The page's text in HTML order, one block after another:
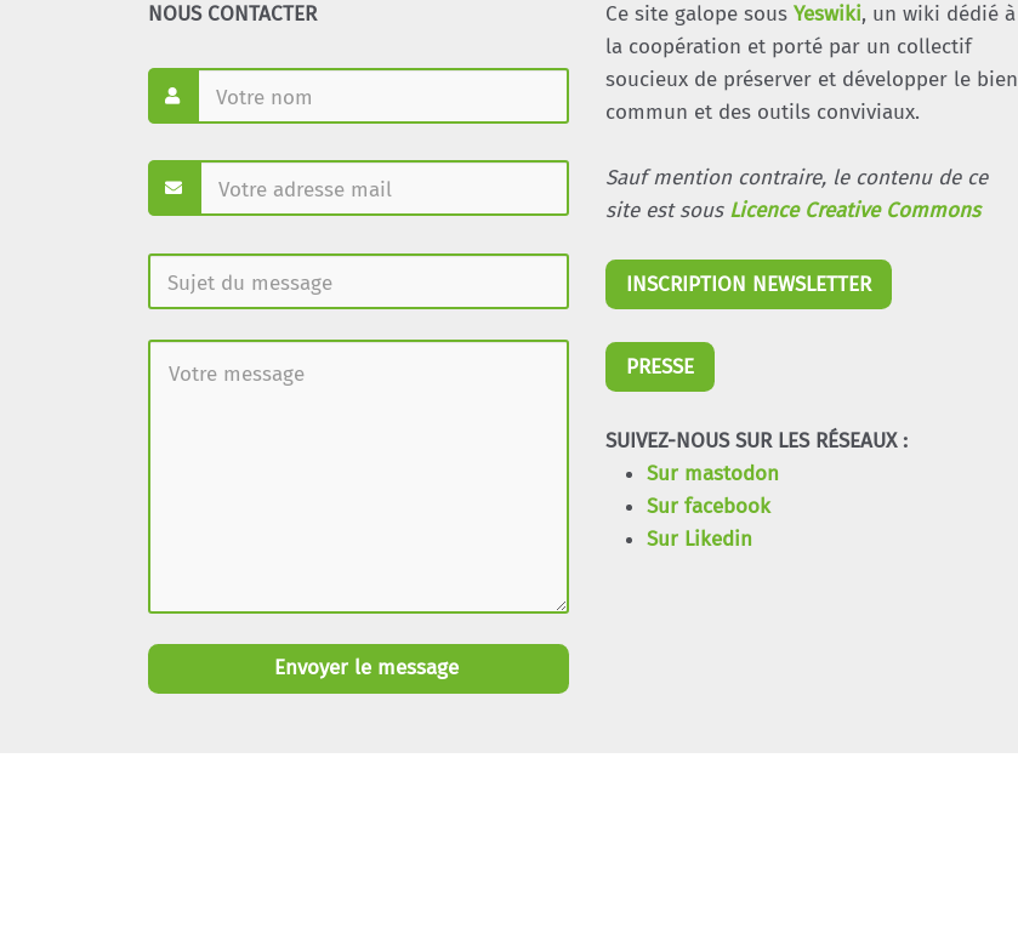
NOUS CONTACTER
Envoyer le message
Ce site galope sous Yeswiki, un wiki dédié à
la coopération et porté par un collectif
soucieux de préserver et développer le bien
commun et des outils conviviaux.
Sauf mention contraire, le contenu de ce
site est sous Licence Creative Commons
INSCRIPTION NEWSLETTER
PRESSE
SUIVEZ-NOUS SUR LES RÉSEAUX :
Sur mastodon
Sur facebook
Sur Likedin